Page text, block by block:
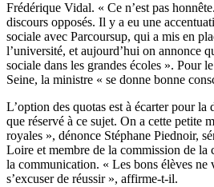
Frédérique Vidal. « Ce n’est pas
discours opposés. Il y a eu une
sociale avec Parcoursup, qui a mis en
l’université, et aujourd’hui on annonce
sociale dans les grandes écoles ». Pour
Seine, la ministre « se donne bonne
L’option des quotas est à écarter pour la
que réservé à ce sujet. On a cette petite
royales », dénonce Stéphane Piednoir,
Loire et membre de la commission de la
la communication. « Les bons élèves ne
s’excuser de réussir », affirme-t-il.